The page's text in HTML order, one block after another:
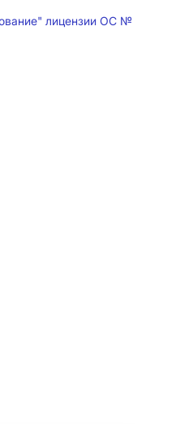
лицензии ОС №